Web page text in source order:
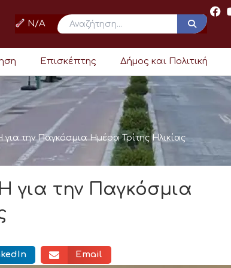
N/A
Επισκέπτης Δήμος και Πολιτική
την Παγκόσμια Ημέρα Τρίτης Ηλικίας
για την Παγκόσμια
Email